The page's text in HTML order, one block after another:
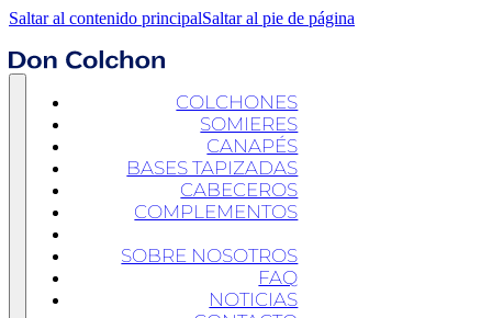
Saltar al contenido principalSaltar al pie de página
COLCHONES
SOMIERES
CANAPÉS
BASES TAPIZADAS
CABECEROS
COMPLEMENTOS
SOBRE NOSOTROS
FAQ
NOTICIAS